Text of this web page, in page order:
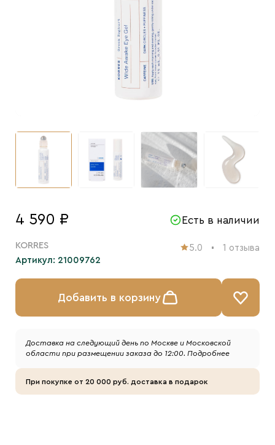
4 590 ₽ Есть в наличии
5.0 1 отзыва
KORRES
Артикул: 21009762
Добавить в корзину
Доставка на следующий день по Москве и Московской
области при размещении заказа до 12:00.Подробнее
При покупке от 20 000 руб. доставка в подарок